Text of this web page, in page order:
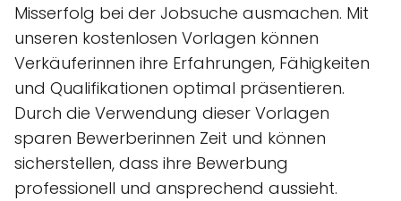
Misserfolg bei der Jobsuche ausmachen. Mit
unseren kostenlosen Vorlagen können
Verkäuferinnen ihre Erfahrungen, Fähigkeiten
und Qualifikationen optimal präsentieren.
Durch die Verwendung dieser Vorlagen
sparen Bewerberinnen Zeit und können
sicherstellen, dass ihre Bewerbung
professionell und ansprechend aussieht.